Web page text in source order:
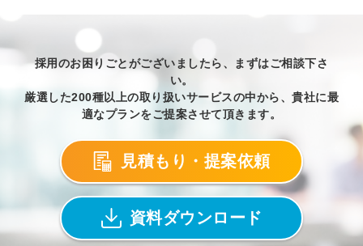
採用のお困りごとがございましたら、まずはご相談下さ
い。
厳選した200種以上の取り扱いサービスの中から、貴社に最
適なプランをご提案させて頂きます。
見積もり・提案依頼
資料ダウンロード